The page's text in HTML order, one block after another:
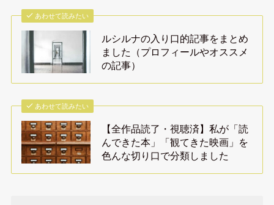
あわせて読みたい
ルシルナの入り口的記事をまとめ
ました（プロフィールやオススメ
の記事）
あわせて読みたい
【全作品読了・視聴済】私が「読
んできた本」「観てきた映画」を
色んな切り口で分類しました